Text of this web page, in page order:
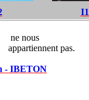
ne nous
appartiennent pas.
- IBETON